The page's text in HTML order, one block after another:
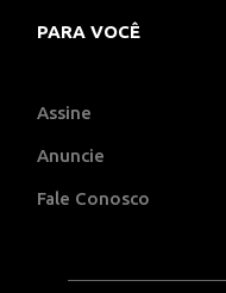
PARA VOCÊ
Assine
Anuncie
Fale Conosco